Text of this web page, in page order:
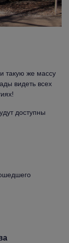
такую же массу
видеть всех
доступны